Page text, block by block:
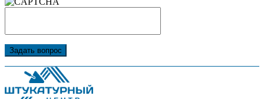
Задать вопрос